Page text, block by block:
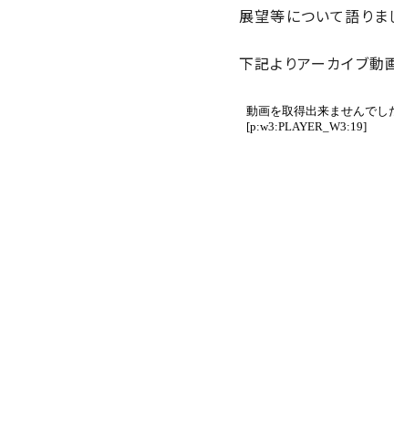
展望等について語りま
下記よりアーカイブ動